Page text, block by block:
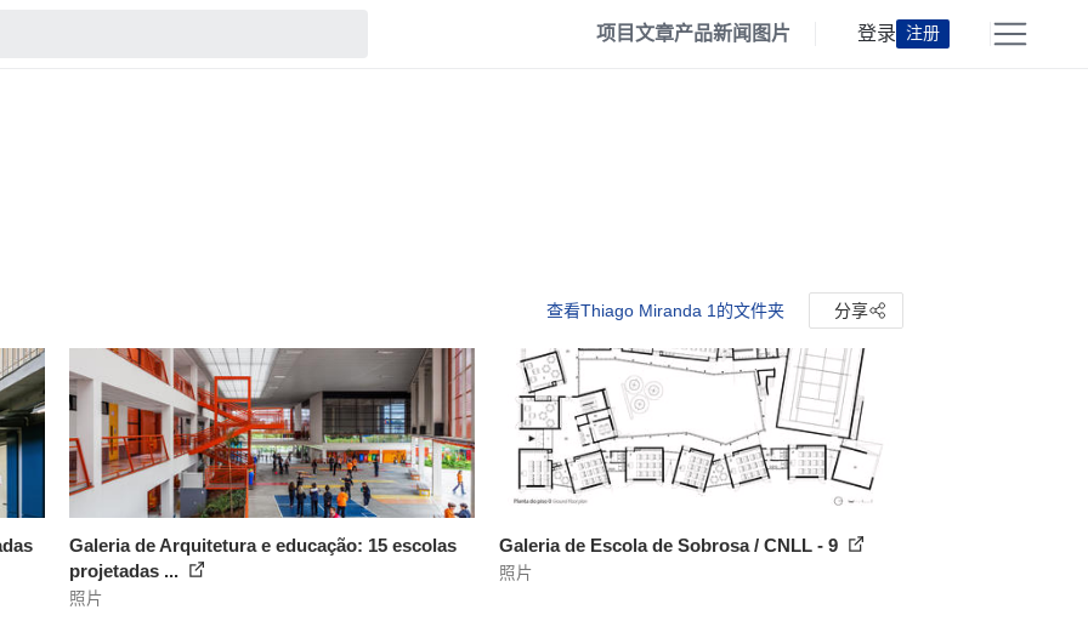
项目文章产品新闻 图片 登录 注册
查看Thiago Miranda 1的文件夹 分享
Galeria de Arquitetura e educação: 15 escolas
projetadas ...
照片
Galeria de Escola de Sobrosa / CNLL - 9
照片